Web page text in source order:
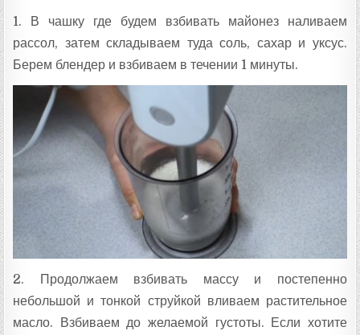
1. В чашку где будем взбивать майонез наливаем
рассол, затем складываем туда соль, сахар и уксус.
Берем блендер и взбиваем в течении 1 минуты.
2. Продолжаем взбивать массу и постепенно
небольшой и тонкой струйкой вливаем растительное
масло. Взбиваем до желаемой густоты. Если хотите